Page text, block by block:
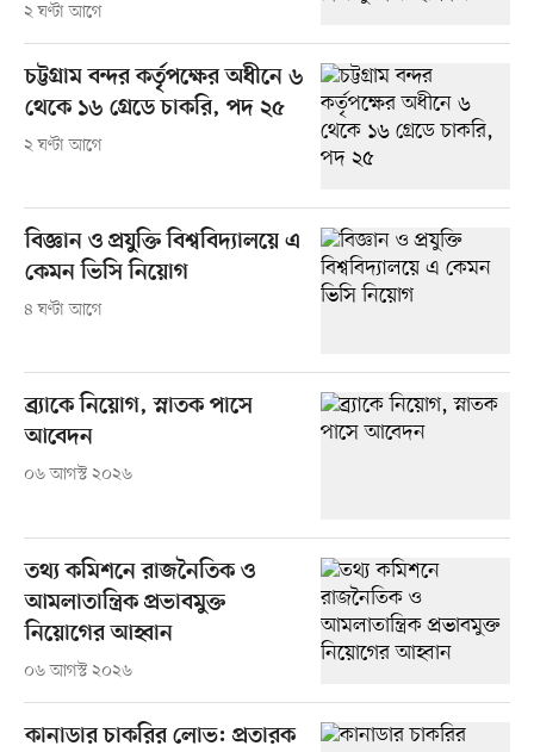
২ ঘণ্টা আগে
চট্টগ্রাম বন্দর কর্তৃপক্ষের অধীনে ৬
থেকে ১৬ গ্রেডে চাকরি, পদ ২৫
২ ঘণ্টা আগে
বিজ্ঞান ও প্রযুক্তি বিশ্ববিদ্যালয়ে এ
কেমন ভিসি নিয়োগ
৪ ঘণ্টা আগে
ব্র্যাকে নিয়োগ, স্নাতক পাসে
আবেদন
০৬ আগস্ট ২০২৬
তথ্য কমিশনে রাজনৈতিক ও
আমলাতান্ত্রিক প্রভাবমুক্ত
নিয়োগের আহ্বান
০৬ আগস্ট ২০২৬
কানাডার চাকরির লোভ: প্রতারক